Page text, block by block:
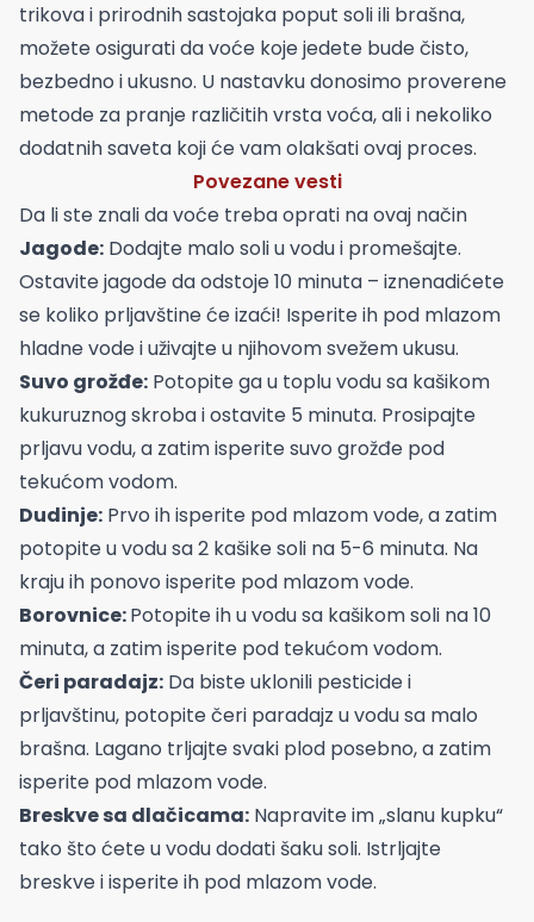
trikova i prirodnih sastojaka poput soli ili brašna,
možete osigurati da voće koje jedete bude čisto,
bezbedno i ukusno. U nastavku donosimo proverene
metode za pranje različitih vrsta voća, ali i nekoliko
dodatnih saveta koji će vam olakšati ovaj proces.
Povezane vesti
Da li ste znali da voće treba oprati na ovaj način
Jagode: Dodajte malo soli u vodu i promešajte.
Ostavite jagode da odstoje 10 minuta – iznenadićete
se koliko prljavštine će izaći! Isperite ih pod mlazom
hladne vode i uživajte u njihovom svežem ukusu.
Suvo grožđe: Potopite ga u toplu vodu sa kašikom
kukuruznog skroba i ostavite 5 minuta. Prosipajte
prljavu vodu, a zatim isperite suvo grožđe pod
tekućom vodom.
Dudinje: Prvo ih isperite pod mlazom vode, a zatim
potopite u vodu sa 2 kašike soli na 5-6 minuta. Na
kraju ih ponovo isperite pod mlazom vode.
Borovnice:Potopite ih u vodu sa kašikom soli na 10
minuta, a zatim isperite pod tekućom vodom.
Čeri paradajz: Da biste uklonili pesticide i
prljavštinu, potopite čeri paradajz u vodu sa malo
brašna. Lagano trljajte svaki plod posebno, a zatim
isperite pod mlazom vode.
Breskve sa dlačicama: Napravite im „slanu kupku“
tako što ćete u vodu dodati šaku soli. Istrljajte
breskve i isperite ih pod mlazom vode.